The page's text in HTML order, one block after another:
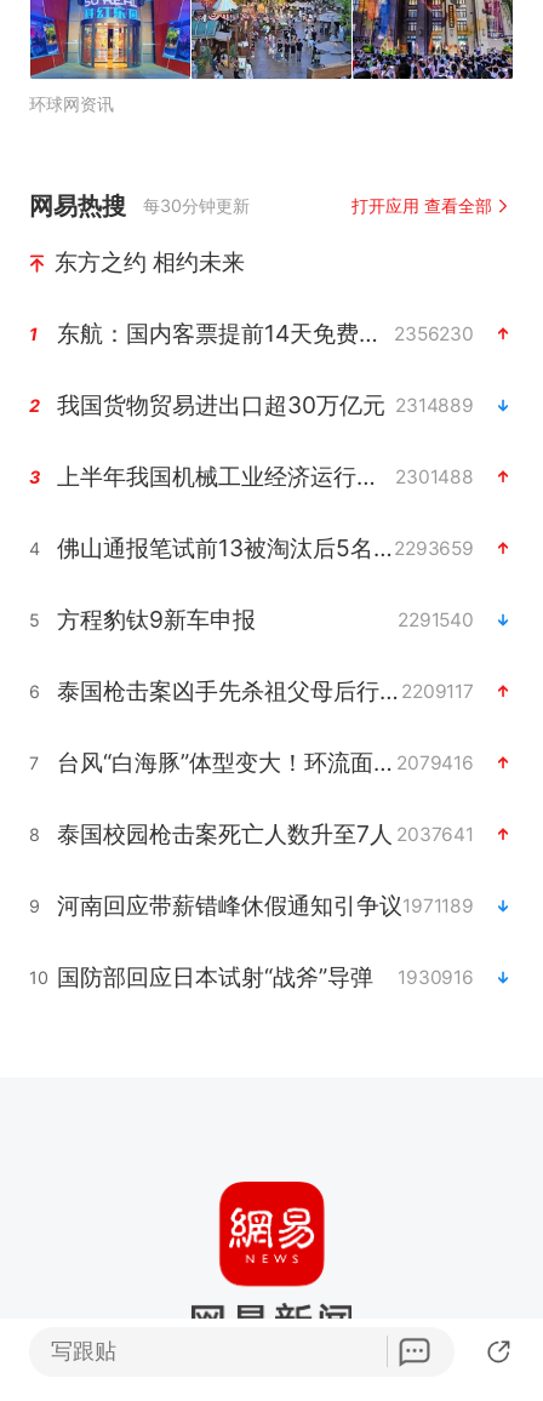
环球网资讯
网易热搜 每30分钟更新 打开应用 查看全部
东方之约 相约未来
1 东航：国内客票提前14天免费退改 2356230
2 我国货物贸易进出口超30万亿元 2314889
3 上半年我国机械工业经济运行稳中有进 2301488
4 佛山通报笔试前13被淘汰后5名进体检2293659
5 方程豹钛9新车申报 2291540
6 泰国枪击案凶手先杀祖父母后行凶 2209117
7 台风“白海豚”体型变大！环流面积接近13个浙江那么大 2079416
8 泰国校园枪击案死亡人数升至7人 2037641
9 河南回应带薪错峰休假通知引争议1971189
10 国防部回应日本试射“战斧”导弹 1930916
写跟贴